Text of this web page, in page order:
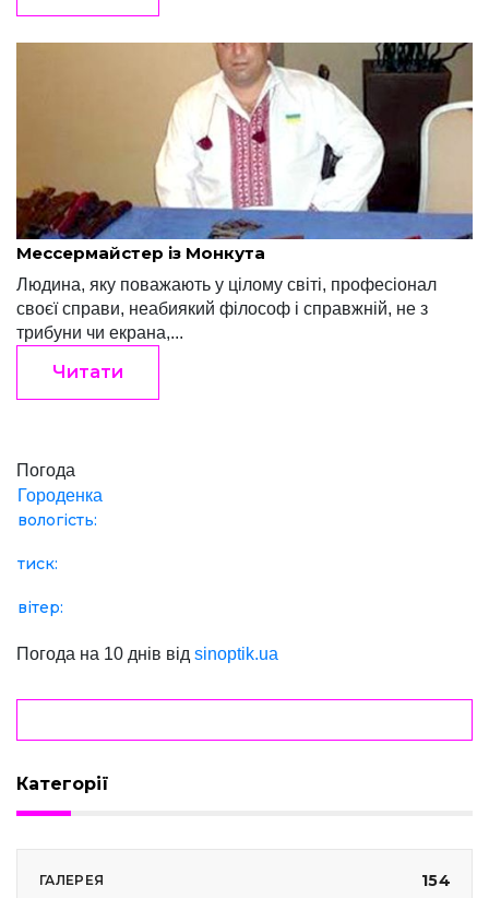
Ігор Терлецький Липень 31, 2019
Мессермайстер із Монкута
Людина, яку пова­жа­ють у цілому світі, про­фесіо­нал
своєї справи, неабиякий філософ і справжній, не з
трибуни чи екрана,...
Читати
Погода
Городенка
вологість:
тиск:
вітер:
Погода на 10 днів від sinoptik.ua
Категорії
ГАЛЕРЕЯ 154